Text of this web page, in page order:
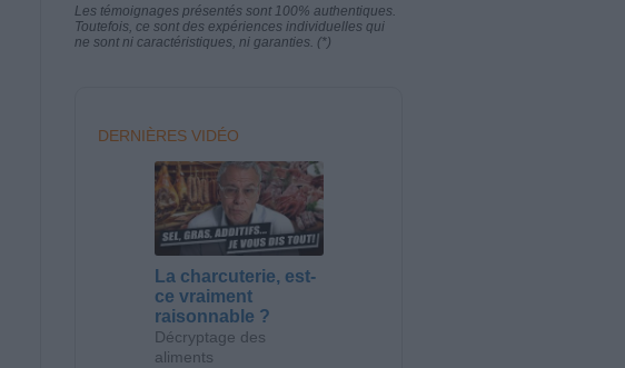
Les témoignages présentés sont 100% authentiques.
Toutefois, ce sont des expériences individuelles qui
ne sont ni caractéristiques, ni garanties. (*)
DERNIÈRES VIDÉO
La charcuterie, est-
ce vraiment
raisonnable ?
Décryptage des
aliments